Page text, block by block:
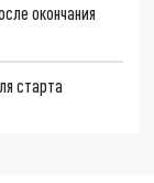
окончания
старта